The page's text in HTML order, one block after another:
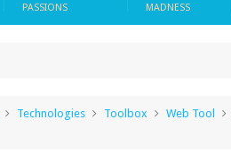
PASSIONS MADNESS
Technologies Toolbox Web Tool